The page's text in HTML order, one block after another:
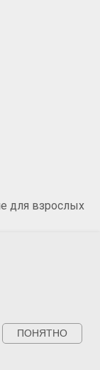
ПОНЯТНО
для взрослых